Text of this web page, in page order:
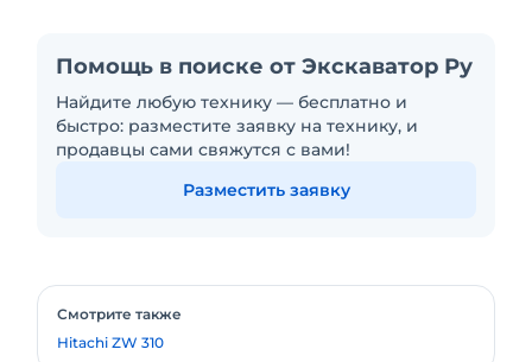
Помощь в поиске от Экскаватор Ру
Найдите любую технику — бесплатно и
быстро: разместите заявку на технику, и
продавцы сами свяжутся с вами!
Разместить заявку
Смотрите также
Hitachi ZW 310